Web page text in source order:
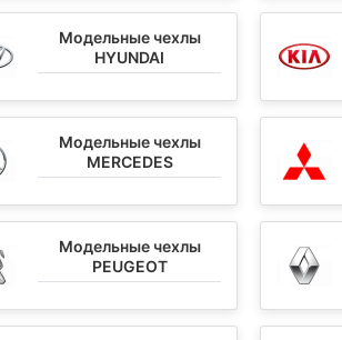
Модельные чехлы
HYUNDAI
Модельные чехлы
MERCEDES
Модельные чехлы
PEUGEOT